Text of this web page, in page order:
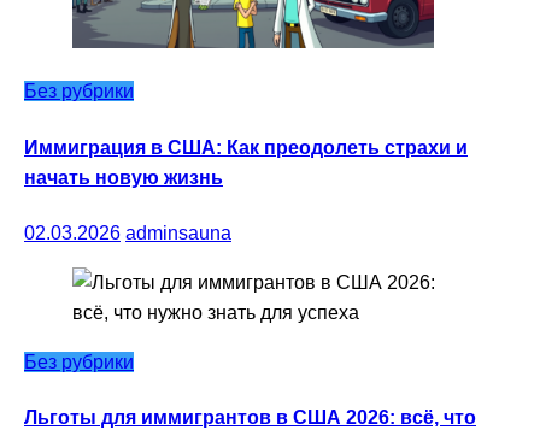
Без рубрики
Иммиграция в США: Как преодолеть страхи и
начать новую жизнь
02.03.2026 adminsauna
Без рубрики
Льготы для иммигрантов в США 2026: всё, что